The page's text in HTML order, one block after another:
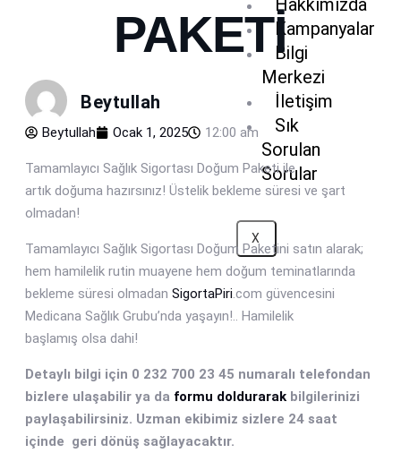
Hakkımızda
Kampanyalar
Bilgi
Merkezi
İletişim
Sık
Sorulan
Sorular
X
PAKETİ
Beytullah
Beytullah Ocak 1, 2025 12:00 am
Tamamlayıcı Sağlık Sigortası Doğum Paketi ile
artık doğuma hazırsınız! Üstelik bekleme süresi ve şart
olmadan!
Tamamlayıcı Sağlık Sigortası Doğum Paketini satın alarak;
hem hamilelik rutin muayene hem doğum teminatlarında
bekleme süresi olmadan SigortaPiri.com güvencesini
Medicana Sağlık Grubu’nda yaşayın!.. Hamilelik
başlamış olsa dahi!
Detaylı bilgi için 0 232 700 23 45 numaralı telefondan
bizlere ulaşabilir ya da formu doldurarak bilgilerinizi
paylaşabilirsiniz. Uzman ekibimiz sizlere 24 saat
içinde geri dönüş sağlayacaktır.